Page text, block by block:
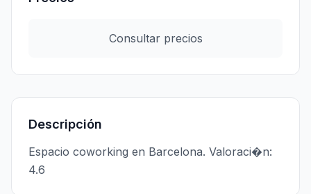
Consultar precios
Descripción
Espacio coworking en Barcelona. Valoraci�n:
4.6